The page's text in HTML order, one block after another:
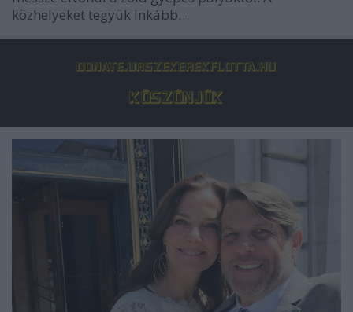
közhelyeket tegyük inkább…